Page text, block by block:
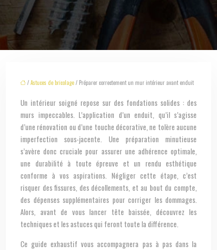
/Astuces de bricolage/ Préparer correctement un mur intérieur avant enduit
Un intérieur soigné repose sur des fondations solides : des
murs impeccables. L’application d’un enduit, qu’il s’agisse
d’une rénovation ou d’une touche décorative, ne tolère aucune
imperfection sous-jacente. Une préparation minutieuse
s’avère donc cruciale pour assurer une adhérence optimale,
une durabilité à toute épreuve et un rendu esthétique
conforme à vos aspirations. Négliger cette étape, c’est
risquer des fissures, des décollements, et au bout du compte,
des dépenses supplémentaires pour corriger les dommages.
Alors, avant de vous lancer tête baissée, découvrez les
techniques et les astuces qui feront toute la différence.
Ce guide exhaustif vous accompagnera pas à pas dans la